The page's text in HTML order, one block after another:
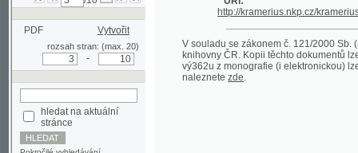
PDF Vytvořit
rozsah stran: (max. 20)
stránce
Pokročilé vyhledávání
V souladu se zákonem č. 121/2000 Sb.
knihovny ČR. Kopii těchto dokumentů lze
vý362u z monografie (i elektronickou) lze
naleznetezde.